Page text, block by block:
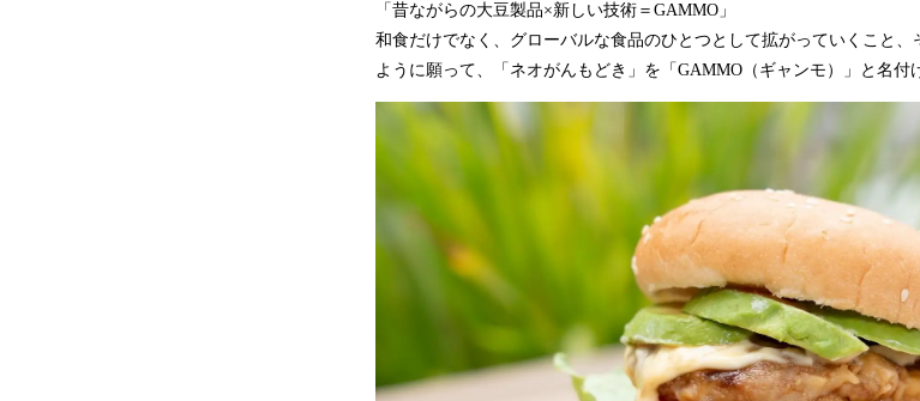
「昔ながらの大豆製品×新しい技術＝GAMMO」
和食だけでなく、グローバルな食品のひとつとして拡がっていくこと
ように願って、「ネオがんもどき」を「GAMMO（ギャンモ）」と名付